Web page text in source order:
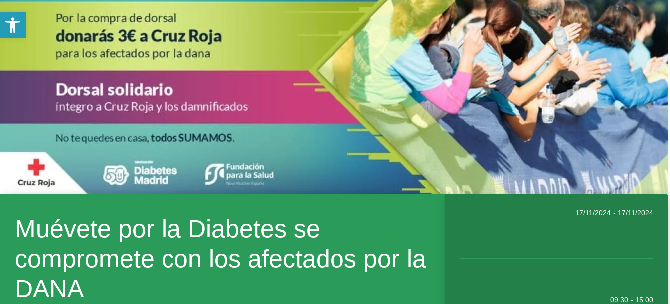
Muévete por la Diabetes se
compromete con los afectados por la
DANA
17/11/2024 - 17/11/2024
09:30 - 15:00
Abrir barra de herramientas